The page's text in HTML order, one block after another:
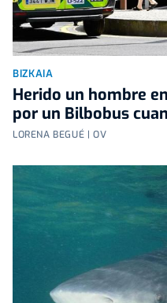
BIZKAIA
Herido un hombre
por un Bilbobus
LORENA BEGUÉ | OV